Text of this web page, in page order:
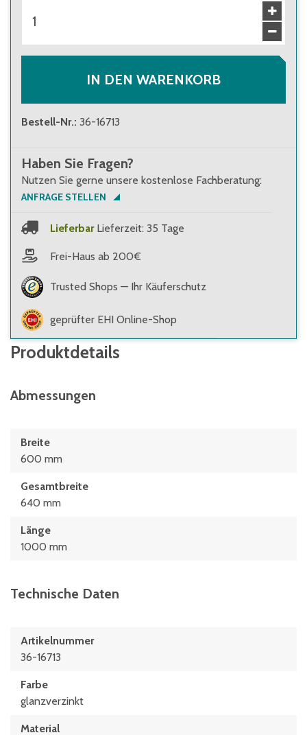
IN DEN WARENKORB
Bestell-Nr.: 36-16713
Haben Sie Fragen?
Nutzen Sie gerne unsere kostenlose Fachberatung:
ANFRAGE STELLEN
Lieferbar Lieferzeit: 35 Tage
Frei-Haus ab 200€
Trusted Shops — Ihr Käuferschutz
geprüfter EHI Online-Shop
Produktdetails
Abmessungen
Breite
600 mm
Gesamtbreite
640 mm
Länge
1000 mm
Technische Daten
Artikelnummer
36-16713
Farbe
glanzverzinkt
Material